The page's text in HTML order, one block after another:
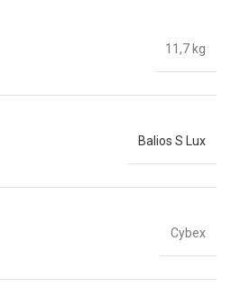
11,7 kg
Balios S Lux
Cybex